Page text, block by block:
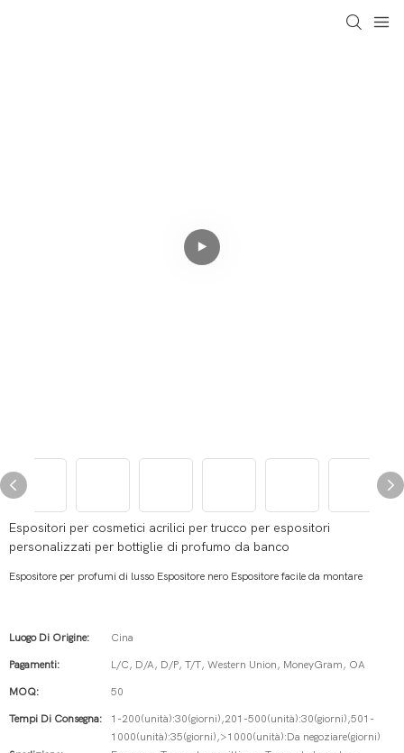
Espositori per cosmetici acrilici per trucco per espositori
personalizzati per bottiglie di profumo da banco
Espositore per profumi di lusso Espositore nero Espositore facile da montare
Luogo Di Origine: Cina
Pagamenti: L/C, D/A, D/P, T/T, Western Union, MoneyGram, OA
MOQ: 50
Tempi Di Consegna:
1-200(unità):30(giorni),201-500(unità):30(giorni),501-
1000(unità):35(giorni),>1000(unità):Da negoziare(giorni)